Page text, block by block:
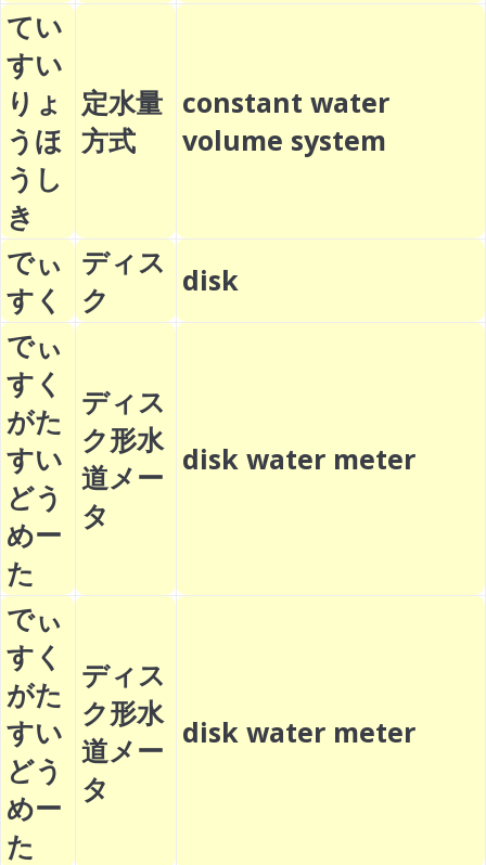
てい
すい
りょ
うほ
うし
き
定水量
方式
constant water
volume system
でぃ
すく
ディス
ク
disk
でぃ
すく
がた
すい
どう
めー
た
ディス
ク形水
道メー
タ
disk water meter
でぃ
すく
がた
すい
どう
めー
た
ディス
ク形水
道メー
タ
disk water meter